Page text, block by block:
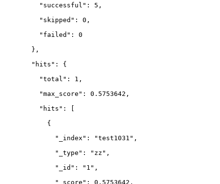
    "successful": 5,
    "skipped": 0,
    "failed": 0
  },
  "hits": {
    "total": 1,
    "max_score": 0.5753642,
    "hits":
[
      {
        "_index": "test1031",
        "_type": "zz",
        "_id": "1",
        "_score": 0.5753642,